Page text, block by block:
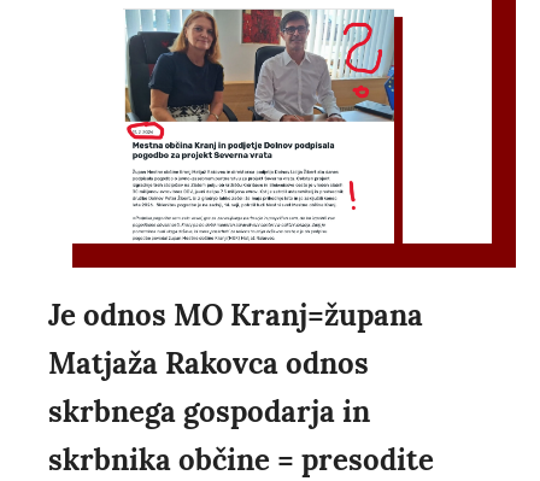
Je odnos MO Kranj=župana
Matjaža Rakovca odnos
skrbnega gospodarja in
skrbnika občine = presodite